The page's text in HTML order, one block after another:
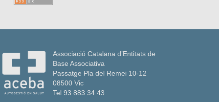
Associació Catalana d’Entitats de
Base Associativa
Passatge Pla del Remei 10-12
08500 Vic
Tel 93 883 34 43